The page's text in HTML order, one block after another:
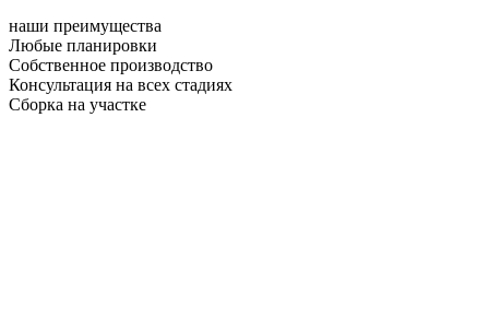
наши преимущества
Любые планировки
Собственное производство
Консультация на всех стадиях
Сборка на участке